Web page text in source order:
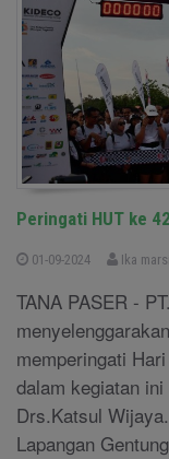
Peringati HUT ke
01-09-2024 Ika
TANA PASER -
memperingati
dalam kegiatan
Drs.Katsul
Lapangan